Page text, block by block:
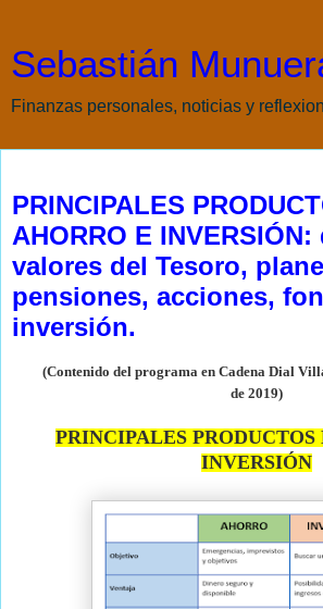
Sebastián
Finanzas personales, noticias y
PRINCIPALES
AHORRO E
valores del Tesoro,
pensiones, acciones,
inversión.
(Contenido del programa en Cadena Dial
de 2019)
PRINCIPALES PRODUCTOS
INVERSIÓN